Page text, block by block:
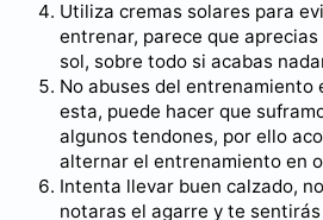
Utiliza cremas solares para
entrenar, parece que
sol, sobre todo si acabas
No abuses del entrenamiento
esta, puede hacer que
algunos tendones, por ello
alternar el entrenamiento en
Intenta llevar buen calzado,
notaras el agarre y te